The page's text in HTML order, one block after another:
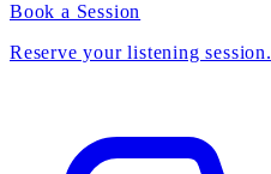
Book a Session
Reserve your listening session.